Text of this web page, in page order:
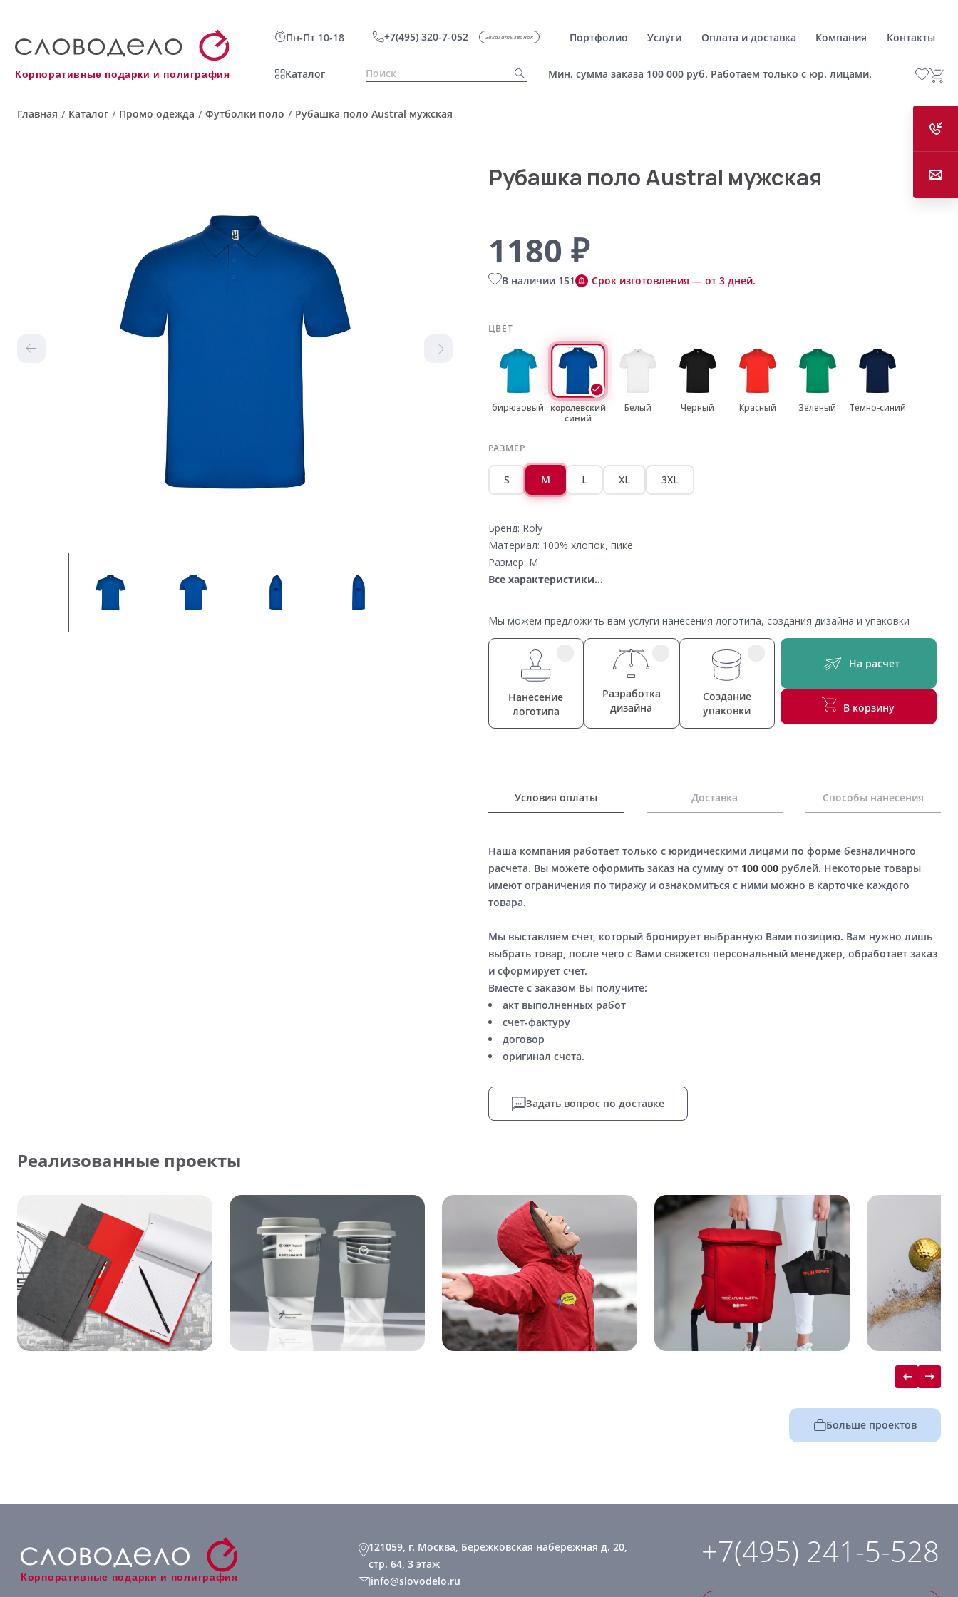
Корпоративные подарки и полиграфия
Пн-Пт 10-18 +7(495) 320-7-052 Заказать звонок Портфолио Услуги Оплата и доставка Компания Контакты
Каталог Мин. сумма заказа 100 000 руб. Работаем только с юр. лицами.
Главная / Каталог / Промо одежда / Футболки поло / Рубашка поло Austral мужская
Рубашка поло Austral мужская
1180 ₽
В наличии 151 Срок изготовления — от 3 дней.
ЦВЕТ
бирюзовый
королевский
синий
Белый Черный Красный Зеленый Темно-синий
РАЗМЕР
S M L XL 3XL
Бренд: Roly
Материал: 100% хлопок, пике
Размер: M
Все характеристики...
Мы можем предложить вам услуги нанесения логотипа, создания дизайна и упаковки
Нанесение
логотипа
Разработка
дизайна
Создание
упаковки
На расчет
В корзину
Условия оплаты Доставка Способы нанесения
Наша компания работает только с юридическими лицами по форме безналичного
расчета. Вы можете оформить заказ на сумму от 100 000рублей. Некоторые товары
имеют ограничения по тиражу и ознакомиться с ними можно в карточке каждого
товара.
Мы выставляем счет, который бронирует выбранную Вами позицию. Вам нужно лишь
выбрать товар, после чего с Вами свяжется персональный менеджер, обработает заказ
и сформирует счет.
Вместе с заказом Вы получите:
акт выполненных работ
счет-фактуру
договор
оригинал счета.
Задать вопрос по доставке
Реализованные проекты
Больше проектов
Корпоративные подарки и полиграфия
121059, г. Москва, Бережковская набережная д. 20,
стр. 64, 3 этаж
info@slovodelo.ru
+7(495) 241-5-528